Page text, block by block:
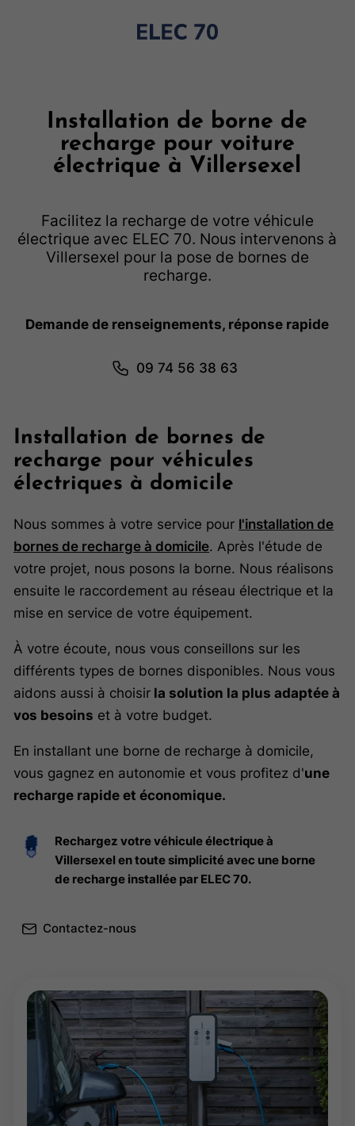
Installation de borne de
recharge pour voiture
électrique à Villersexel
Facilitez la recharge de votre véhicule
électrique avec ELEC 70. Nous intervenons à
Villersexel pour la pose de bornes de
recharge.
Demande de renseignements, réponse rapide
09 74 56 38 63
Installation de bornes de
recharge pour véhicules
électriques à domicile
Nous sommes à votre service pour l'installation de
bornes de recharge à domicile. Après l'étude de
votre projet, nous posons la borne. Nous réalisons
ensuite le raccordement au réseau électrique et la
mise en service de votre équipement.
À votre écoute, nous vous conseillons sur les
différents types de bornes disponibles. Nous vous
aidons aussi à choisir la solution la plus adaptée à
vos besoins et à votre budget.
En installant une borne de recharge à domicile,
vous gagnez en autonomie et vous profitez d'une
recharge rapide et économique.
Rechargez votre véhicule électrique à
Villersexel en toute simplicité avec une borne
de recharge installée par ELEC 70.
Contactez-nous